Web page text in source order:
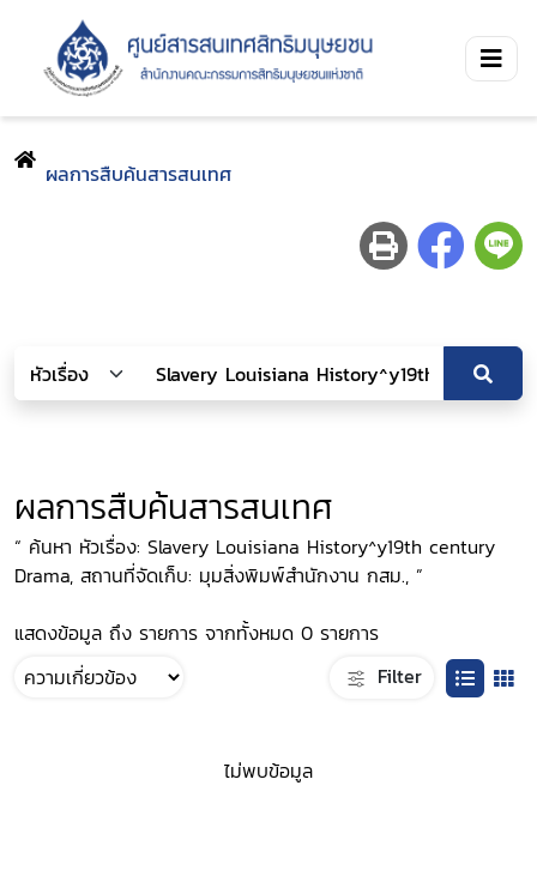
ผลการสืบค้นสารสนเทศ
ผลการสืบค้นสารสนเทศ
“ ค้นหา หัวเรื่อง: Slavery Louisiana History^y19th century
Drama, สถานที่จัดเก็บ: มุมสิ่งพิมพ์สำนักงาน กสม., ”
แสดงข้อมูล ถึง รายการ จากทั้งหมด 0 รายการ
Filter
ไม่พบข้อมูล